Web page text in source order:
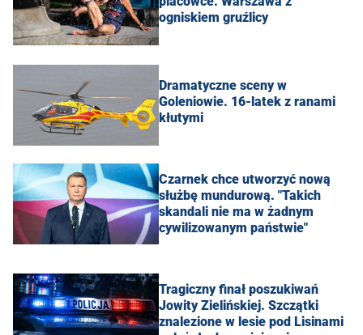
ogniskiem gruźlicy
Dramatyczne sceny w
Goleniowie. 16-latek z ranami
kłutymi
Czarnek chce utworzyć nową
służbę mundurową. "Takich
skandali nie ma w żadnym
cywilizowanym państwie"
Tragiczny finał poszukiwań
Jowity Zielińskiej. Szczątki
znalezione w lesie pod Lisinami